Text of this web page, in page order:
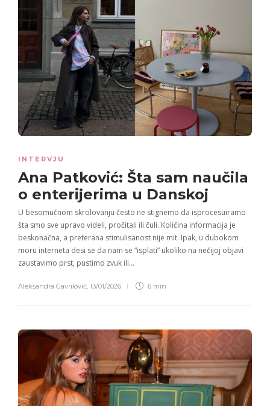
INTERVJU
Ana Patković: Šta sam naučila
o enterijerima u Danskoj
U besomučnom skrolovanju često ne stignemo da isprocesuiramo
šta smo sve upravo videli, pročitali ili čuli. Količina informacija je
beskonačna, a preterana stimulisanost nije mit. Ipak, u dubokom
moru interneta desi se da nam se “isplati” ukoliko na nečijoj objavi
zaustavimo prst, pustimo zvuk ili…
Aleksandra Gavrilović 13/01/2026 6 min